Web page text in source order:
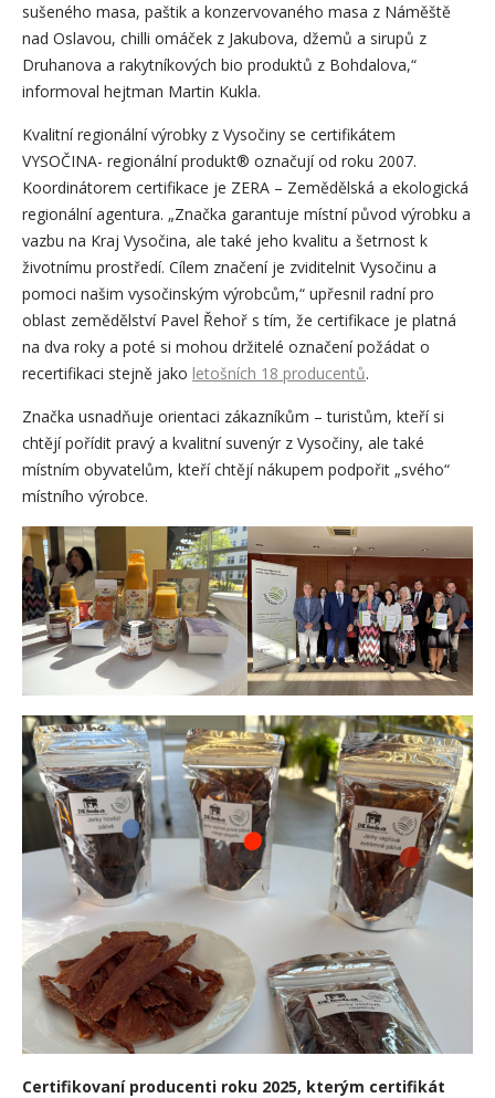
sušeného masa, paštik a konzervovaného masa z Náměště
nad Oslavou, chilli omáček z Jakubova, džemů a sirupů z
Druhanova a rakytníkových bio produktů z Bohdalova,“
informoval hejtman Martin Kukla.
Kvalitní regionální výrobky z Vysočiny se certifikátem
VYSOČINA- regionální produkt® označují od roku 2007.
Koordinátorem certifikace je ZERA – Zemědělská a ekologická
regionální agentura. „Značka garantuje místní původ výrobku a
vazbu na Kraj Vysočina, ale také jeho kvalitu a šetrnost k
životnímu prostředí. Cílem značení je zviditelnit Vysočinu a
pomoci našim vysočinským výrobcům,“ upřesnil radní pro
oblast zemědělství Pavel Řehoř s tím, že certifikace je platná
na dva roky a poté si mohou držitelé označení požádat o
recertifikaci stejně jako letošních 18 producentů.
Značka usnadňuje orientaci zákazníkům – turistům, kteří si
chtějí pořídit pravý a kvalitní suvenýr z Vysočiny, ale také
místním obyvatelům, kteří chtějí nákupem podpořit „svého“
místního výrobce.
Certifikovaní producenti roku 2025, kterým certifikát